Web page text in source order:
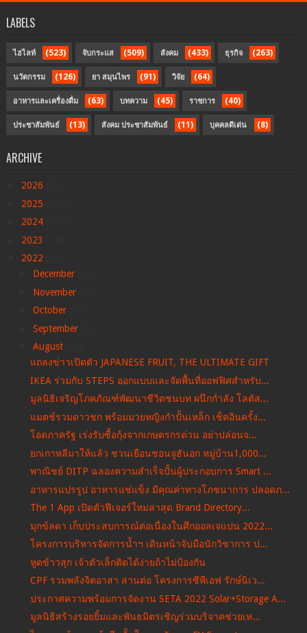
LABELS
ไฮไลท์ (523) จับกระแส (509) สังคม (433) ธุรกิจ (263)
นวัตกรรม (126) ยา สมุนไพร (91) วิจัย (64)
อาหารและเครื่องดื่ม (63) บทความ (45) ราชการ (40)
ประชาสัมพันธ์ (13) สังคม ประชาสัมพันธ์ (11) บุคคลดีเด่น (8)
ARCHIVE
2026
2025
2024
2023
2022
December
November
October
September
August
แถลงข่าวเปิดตัว JAPANESE FRUIT, THE ULTIMATE GIFT
IKEA ร่วมกับ STEPS ออกแบบและจัดพื้นที่ออฟฟิศสำหรับ...
มูลนิธิเจริญโภคภัณฑ์พัฒนาชีวิตชนบท ผนึกกำลัง โลตัส...
แมตช์รวมดาวชก พร้อมมวยหญิงกำปั้นเหล็ก เช็คอินครั้ง...
โอดภาครัฐ เร่งรับซื้อกุ้งจากเกษตรกรด่วน อย่าปล่อนจ...
ยกเกาหลีมาให้แล้ว ชวนเยือนชอนจูฮันอก หมู่บ้าน1,000...
พาณิชย์ DITP ฉลองความสำเร็จปั้นผู้ประกอบการ Smart ...
อาหารแปรรูป อาหารแช่แข็ง มีคุณค่าทางโภชนาการ ปลอดภ...
The 1 App เปิดตัวฟีเจอร์ใหม่ล่าสุด Brand Directory...
มุกข์ลดา เก็บประสบการณ์ต่อเนื่องในศึกออลเจแปน 2022...
โครงการบริหารจัดการน้ำฯ เดินหน้าจับมือนักวิชาการ ป...
หูดข้าวสุก เจ้าตัวเล็กติดได้ง่ายถ้าไม่ป้องกัน
CPF รวมพลังจิตอาสา สานต่อ โครงการซีพีเอฟ รักษ์นิเว...
ประกาศความพร้อมการจัดงาน SETA 2022 Solar+Storage A...
มูลนิธิสร้างรอยยิ้มและพันธมิตรเชิญร่วมบริจาคช่วยเห...